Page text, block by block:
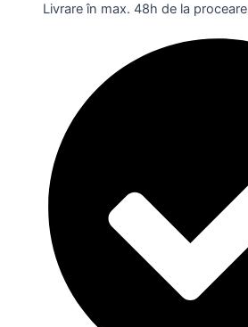
Livrare în max. 48h de la proceare